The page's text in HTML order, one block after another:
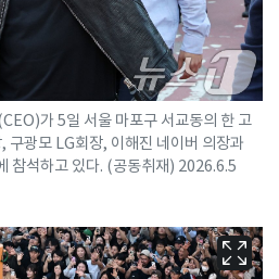
가 5일 서울 마포구 서교동의 한 고
구광모 LG회장, 이해진 네이버 의장과
참석하고 있다. (공동취재) 2026.6.5